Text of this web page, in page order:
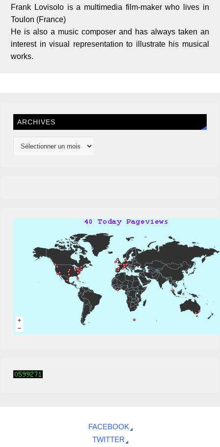
Frank Lovisolo is a multimedia film-maker who lives in
Toulon (France)
He is also a music composer and has always taken an
interest in visual representation to illustrate his musical
works.
ARCHIVES
FACEBOOK
TWITTER